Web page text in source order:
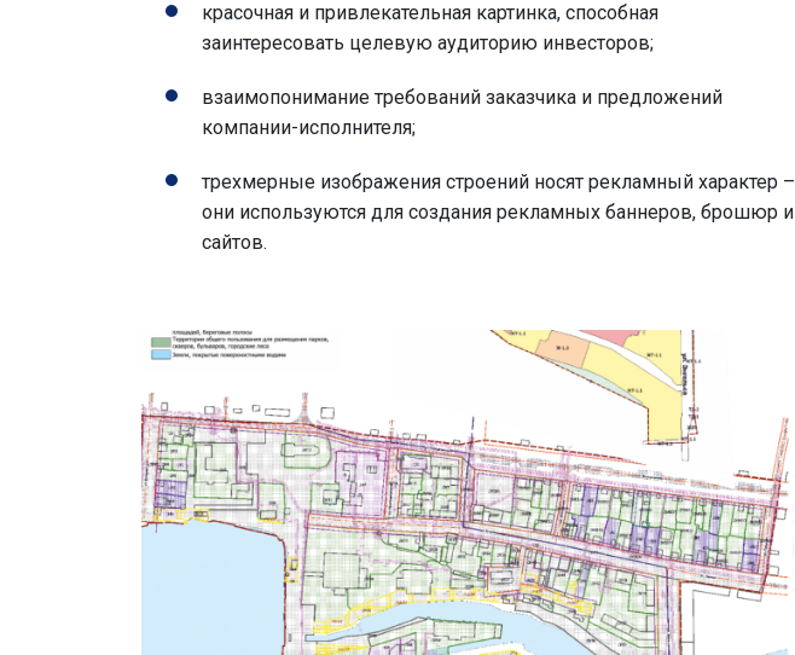
красочная и привлекательная картинка, способная
заинтересовать целевую аудиторию инвесторов;
взаимопонимание требований заказчика и предложений
компании-исполнителя;
трехмерные изображения строений носят рекламный характер –
они используются для создания рекламных баннеров, брошюр и
сайтов.